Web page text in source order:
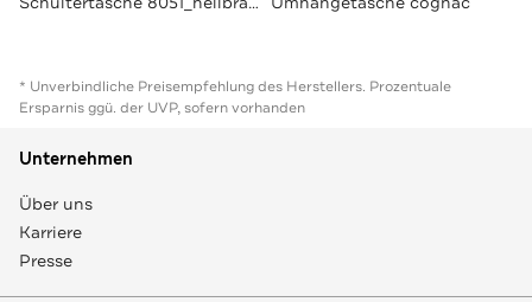
* Unverbindliche Preisempfehlung des Herstellers. Prozentuale
Ersparnis ggü. der UVP, sofern vorhanden
Unternehmen
Über uns
Karriere
Presse